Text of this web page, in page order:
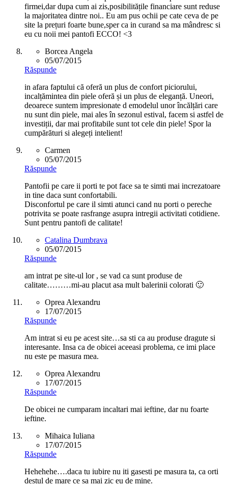
firmei,dar dupa cum ai zis,posibilitățile financiare sunt reduse
la majoritatea dintre noi.. Eu am pus ochii pe cate ceva de pe
site la prețuri foarte bune,sper ca in curand sa ma mândresc si
eu cu noii mei pantofi ECCO! <3
Borcea Angela
05/07/2015
Răspunde
in afara faptului că oferă un plus de confort piciorului,
incalțămintea din piele oferă și un plus de eleganță. Uneori,
deoarece suntem impresionate d emodelul unor încălțări care
nu sunt din piele, mai ales în sezonul estival, facem si astfel de
investiții, dar mai profitabile sunt tot cele din piele! Spor la
cumpărături si alegeți intelient!
Carmen
05/07/2015
Răspunde
Pantofii pe care ii porti te pot face sa te simti mai increzatoare
in tine daca sunt confortabili.
Disconfortul pe care il simti atunci cand nu porti o pereche
potrivita se poate rasfrange asupra intregii activitati cotidiene.
Sunt pentru pantofi de calitate!
Catalina Dumbrava
05/07/2015
Răspunde
am intrat pe site-ul lor , se vad ca sunt produse de
calitate………mi-au placut asa mult balerinii colorati 🙂
Oprea Alexandru
17/07/2015
Răspunde
Am intrat si eu pe acest site…sa sti ca au produse dragute si
interesante. Insa ca de obicei aceeasi problema, ce imi place
nu este pe masura mea.
Oprea Alexandru
17/07/2015
Răspunde
De obicei ne cumparam incaltari mai ieftine, dar nu foarte
ieftine.
Mihaica Iuliana
17/07/2015
Răspunde
Hehehehe….daca tu iubire nu iti gasesti pe masura ta, ca orti
destul de mare ce sa mai zic eu de mine.